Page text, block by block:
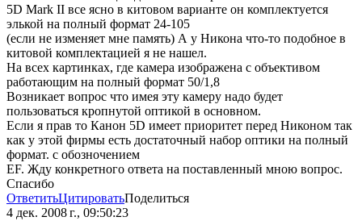
5D Mark II все ясно в китовом варианте он комплектуется
элькой на полный формат 24-105
(если не изменяет мне память) А у Никона что-то подобное в
китовой комплектацией я не нашел.
На всех картинках, где камера изображена с объективом
работающим на полный формат 50/1,8
Возникает вопрос что имея эту камеру надо будет
пользоваться кропнутой оптикой в основном.
Если я прав то Канон 5D имеет приоритет перед Никоном так
как у этой фирмы есть достаточный набор оптики на полный
формат. с обозночением
EF. Жду конкретного ответа на поставленный мною вопрос.
Спасибо
ОтветитьЦитироватьПоделиться
4 дек. 2008 г., 09:50:23